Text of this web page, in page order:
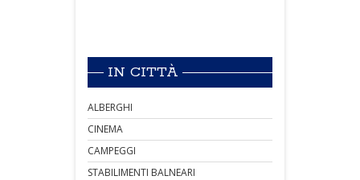
IN CITTÀ
ALBERGHI
CINEMA
CAMPEGGI
STABILIMENTI BALNEARI